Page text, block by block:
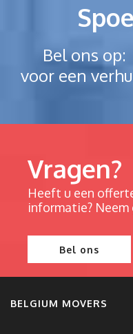
Bel ons op:
voor een
Vragen?
Heeft u een
informatie?
Bel ons
BELGIUM MOVERS